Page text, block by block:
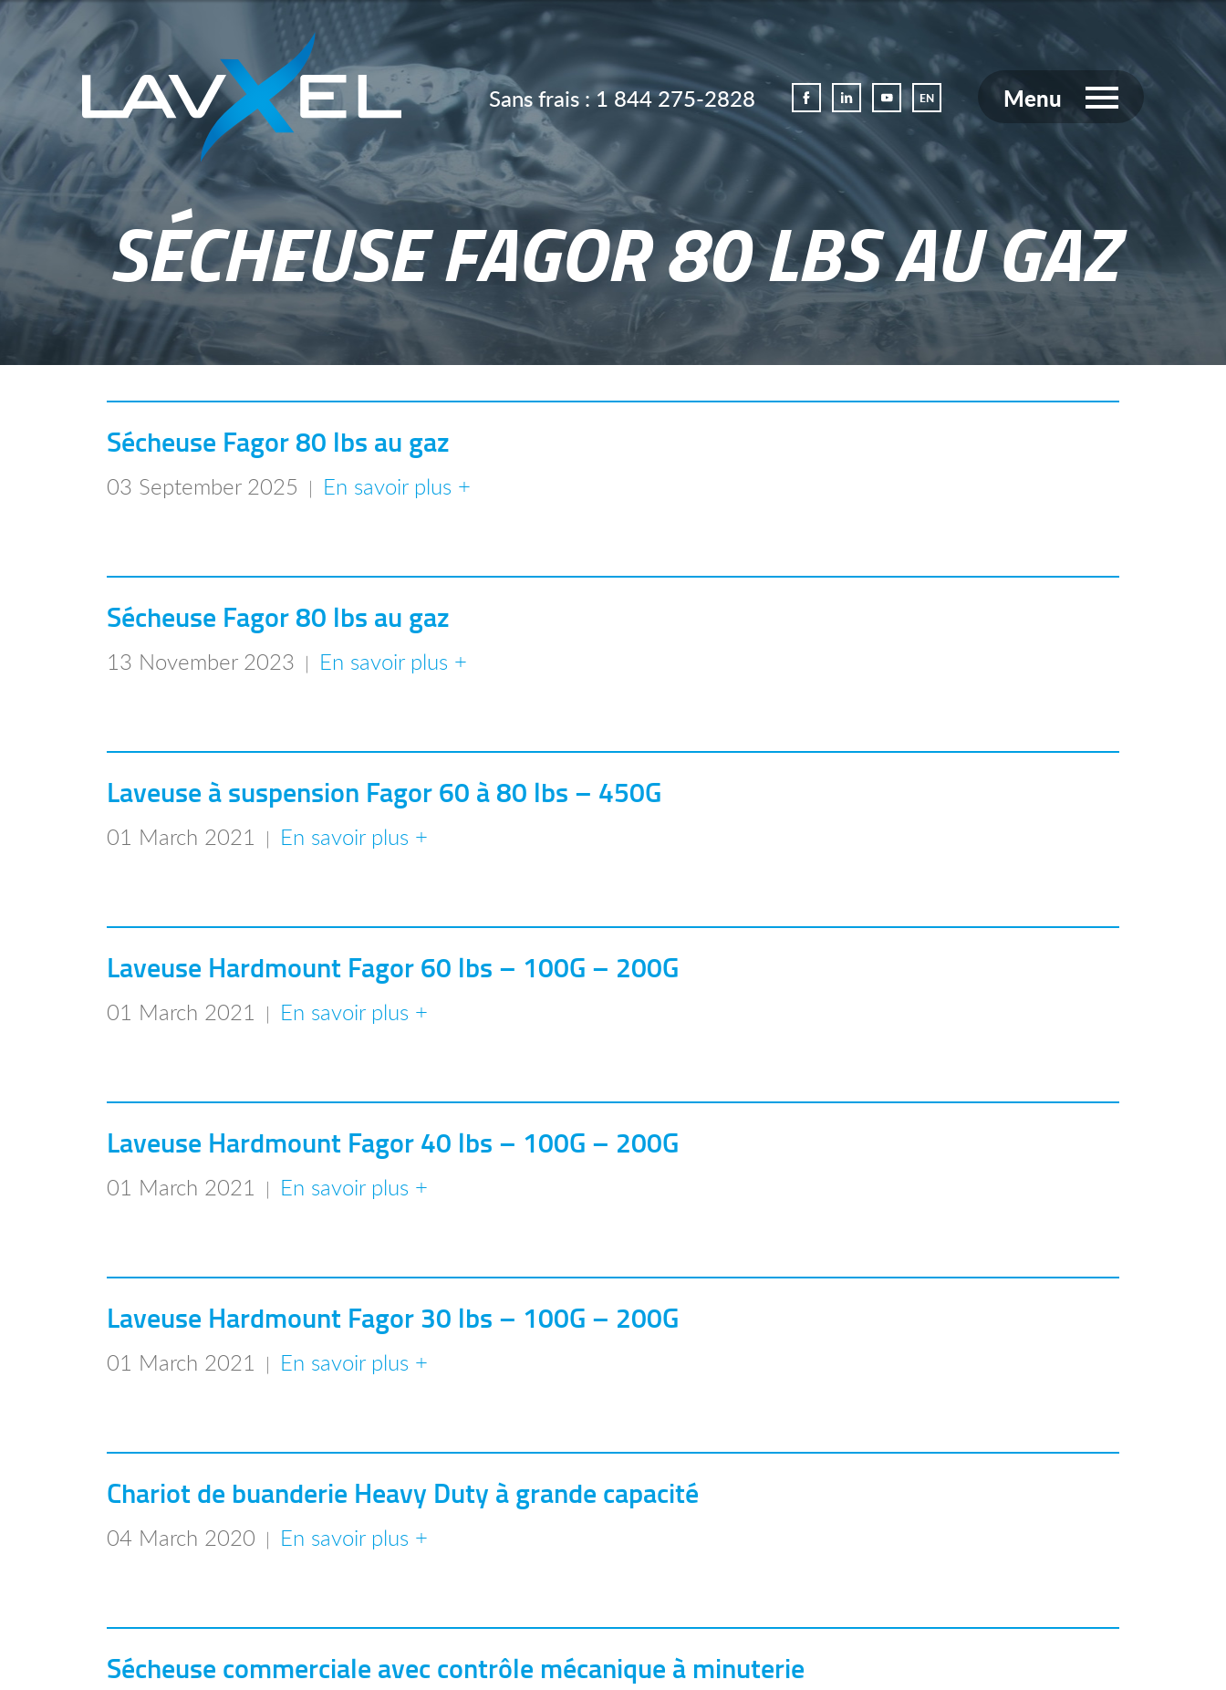
Sans frais :1 844 275-2828 EN Menu
SÉCHEUSE FAGOR 80 LBS AU GAZ
Sécheuse Fagor 80 lbs au gaz
03 September 2025 | En savoir plus +
Sécheuse Fagor 80 lbs au gaz
13 November 2023 | En savoir plus +
Laveuse à suspension Fagor 60 à 80 lbs – 450G
01 March 2021 | En savoir plus +
Laveuse Hardmount Fagor 60 lbs – 100G – 200G
01 March 2021 | En savoir plus +
Laveuse Hardmount Fagor 40 lbs – 100G – 200G
01 March 2021 | En savoir plus +
Laveuse Hardmount Fagor 30 lbs – 100G – 200G
01 March 2021 | En savoir plus +
Chariot de buanderie Heavy Duty à grande capacité
04 March 2020 | En savoir plus +
Sécheuse commerciale avec contrôle mécanique à minuterie